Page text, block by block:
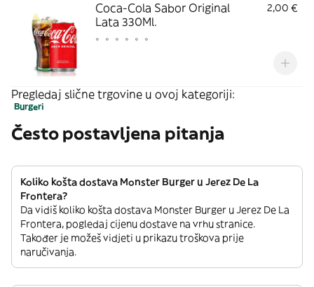
Coca-Cola Sabor Original
Lata 330Ml.
2,00 €
。。。。。。
Pregledaj slične trgovine u ovoj kategoriji:
Burgeri
Često postavljena pitanja
Koliko košta dostava Monster Burger u Jerez De La
Frontera?
Da vidiš koliko košta dostava Monster Burger u Jerez De La
Frontera, pogledaj cijenu dostave na vrhu stranice.
Također je možeš vidjeti u prikazu troškova prije
naručivanja.